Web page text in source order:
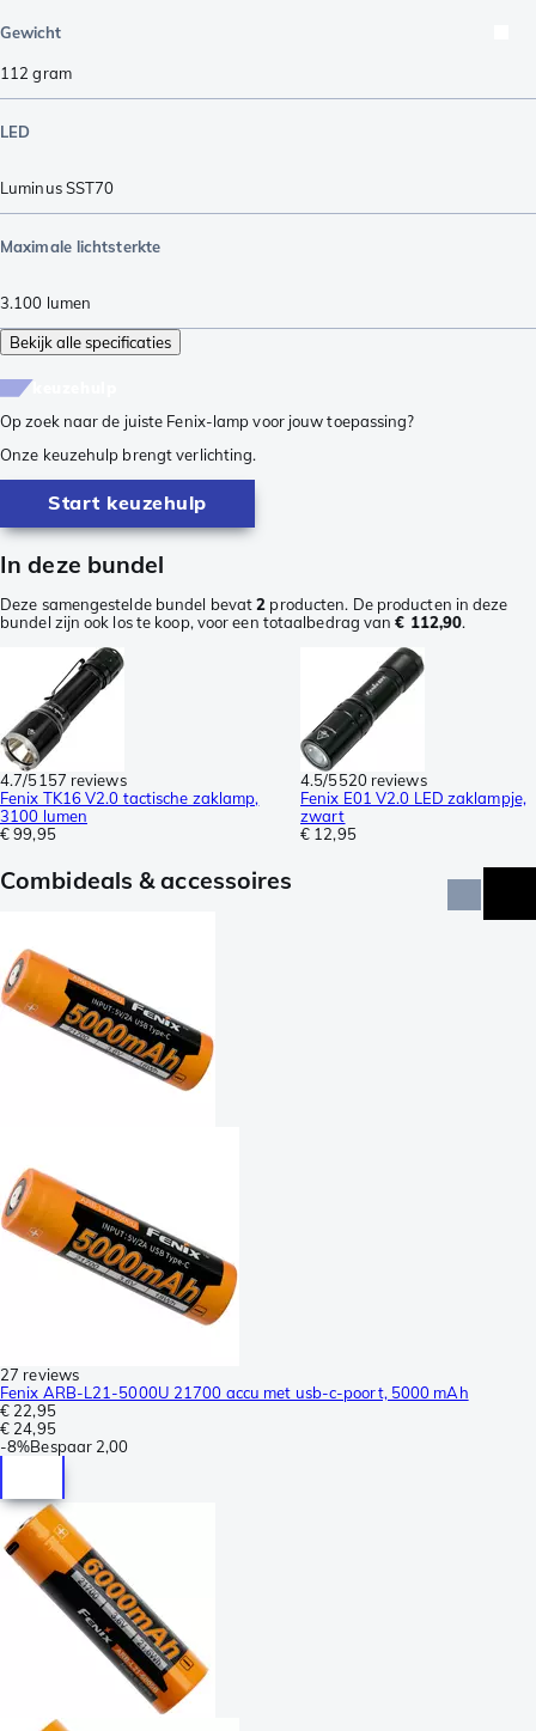
Gewicht
112 gram
LED
Luminus SST70
Maximale lichtsterkte
3.100 lumen
Bekijk alle specificaties
Op zoek naar de juiste Fenix-lamp voor jouw toepassing?
Onze keuzehulp brengt verlichting.
Start keuzehulp
In deze bundel
Deze samengestelde bundel bevat2 producten. De producten in deze
bundel zijn ook los te koop, voor een totaalbedrag van€ 112,90.
4.7/5157 reviews
Fenix TK16 V2.0 tactische zaklamp,
3100 lumen
€ 99,95
4.5/5520 reviews
Fenix E01 V2.0 LED zaklampje,
zwart
€ 12,95
Combideals & accessoires
27 reviews
Fenix ARB-L21-5000U 21700 accu met usb-c-poort, 5000 mAh
€ 22,95
€ 24,95
-8%Bespaar 2,00